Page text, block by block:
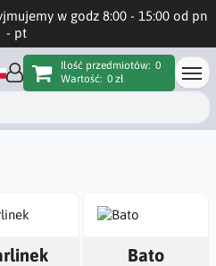
w godz 8:00 - 15:00 od pn
- pt
Ilość przedmiotów: 0
Wartość: 0 zł
Bato